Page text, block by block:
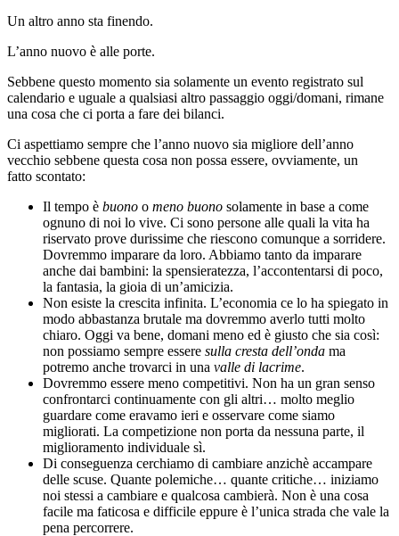
Un altro anno sta finendo.
L’anno nuovo è alle porte.
Sebbene questo momento sia solamente un evento registrato sul
calendario e uguale a qualsiasi altro passaggio oggi/domani, rimane
una cosa che ci porta a fare dei bilanci.
Ci aspettiamo sempre che l’anno nuovo sia migliore dell’anno
vecchio sebbene questa cosa non possa essere, ovviamente, un
fatto scontato:
Il tempo è buono o meno buono solamente in base a come
ognuno di noi lo vive. Ci sono persone alle quali la vita ha
riservato prove durissime che riescono comunque a sorridere.
Dovremmo imparare da loro. Abbiamo tanto da imparare
anche dai bambini: la spensieratezza, l’accontentarsi di poco,
la fantasia, la gioia di un’amicizia.
Non esiste la crescita infinita. L’economia ce lo ha spiegato in
modo abbastanza brutale ma dovremmo averlo tutti molto
chiaro. Oggi va bene, domani meno ed è giusto che sia così:
non possiamo sempre essere sulla cresta dell’onda ma
potremo anche trovarci in una valle di lacrime.
Dovremmo essere meno competitivi. Non ha un gran senso
confrontarci continuamente con gli altri… molto meglio
guardare come eravamo ieri e osservare come siamo
migliorati. La competizione non porta da nessuna parte, il
miglioramento individuale sì.
Di conseguenza cerchiamo di cambiare anzichè accampare
delle scuse. Quante polemiche… quante critiche… iniziamo
noi stessi a cambiare e qualcosa cambierà. Non è una cosa
facile ma faticosa e difficile eppure è l’unica strada che vale la
pena percorrere.